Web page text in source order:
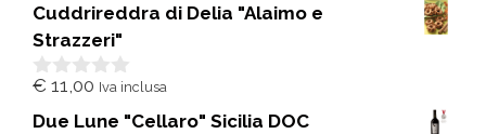
u
5
Cuddrireddra di Delia "Alaimo e
Strazzeri"
0
u
€ 11,00 Iva inclusa
Due Lune "Cellaro" Sicilia DOC